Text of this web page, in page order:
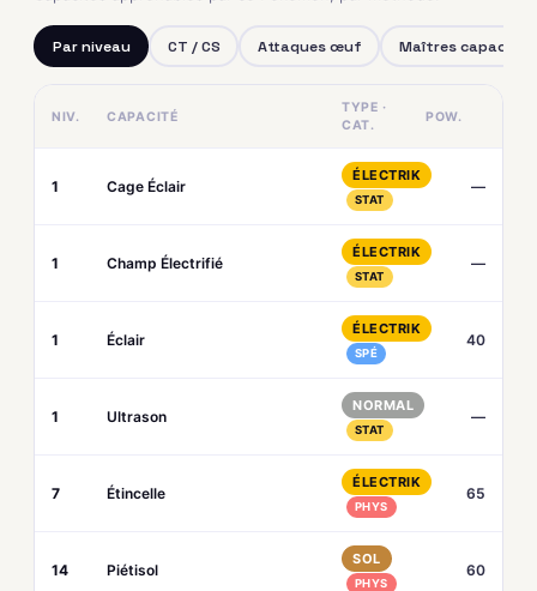
Par niveau CT / CS Attaques œuf Maîtres capacités
NIV. CAPACITÉ
TYPE ·
CAT.
POW.
1 Cage Éclair
ÉLECTRIK
STAT
—
1 Champ Électrifié
ÉLECTRIK
STAT
—
1 Éclair
ÉLECTRIK
SPÉ
40
1 Ultrason
NORMAL
STAT
—
7 Étincelle
ÉLECTRIK
PHYS
65
14 Piétisol
SOL
PHYS
60